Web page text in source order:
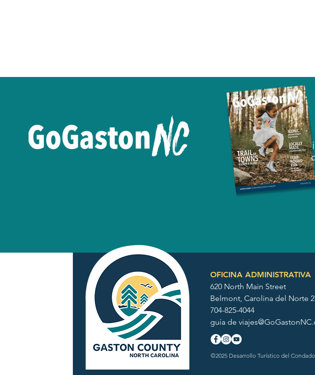
OFICINA ADMINISTRATIVA
620 North Main Street
Belmont, Carolina del Norte
704-825-4044
guía de
©2025 Desarrollo Turístico del Condado